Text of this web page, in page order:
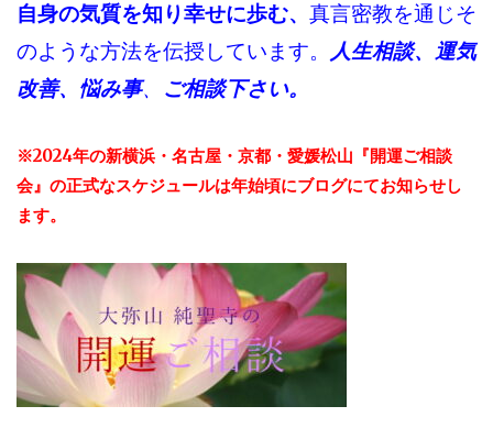
自身の気質を知り幸せに歩む、 真言密教を通じそ
のような方法を伝授しています。 人生相談、運気
改善、悩み事、 ご相談下さい。
※2024年の新横浜・名古屋・京都・愛媛松山『開運ご相談
会』の正式なスケジュールは年始頃にブログにてお知らせし
ます。